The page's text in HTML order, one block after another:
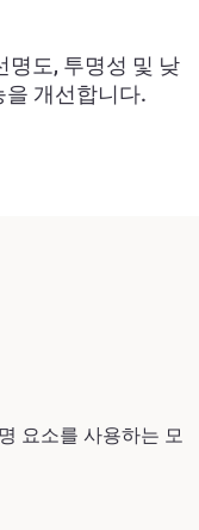
명도, 투명성 및 낮
개선합니다.
요소를 사용하는 모